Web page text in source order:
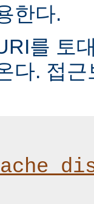
한다.
를 토
다. 접